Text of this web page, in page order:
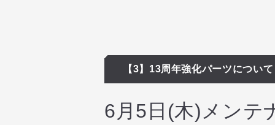
【3】13周年強化パーツについて
6月5日(木)メンテ